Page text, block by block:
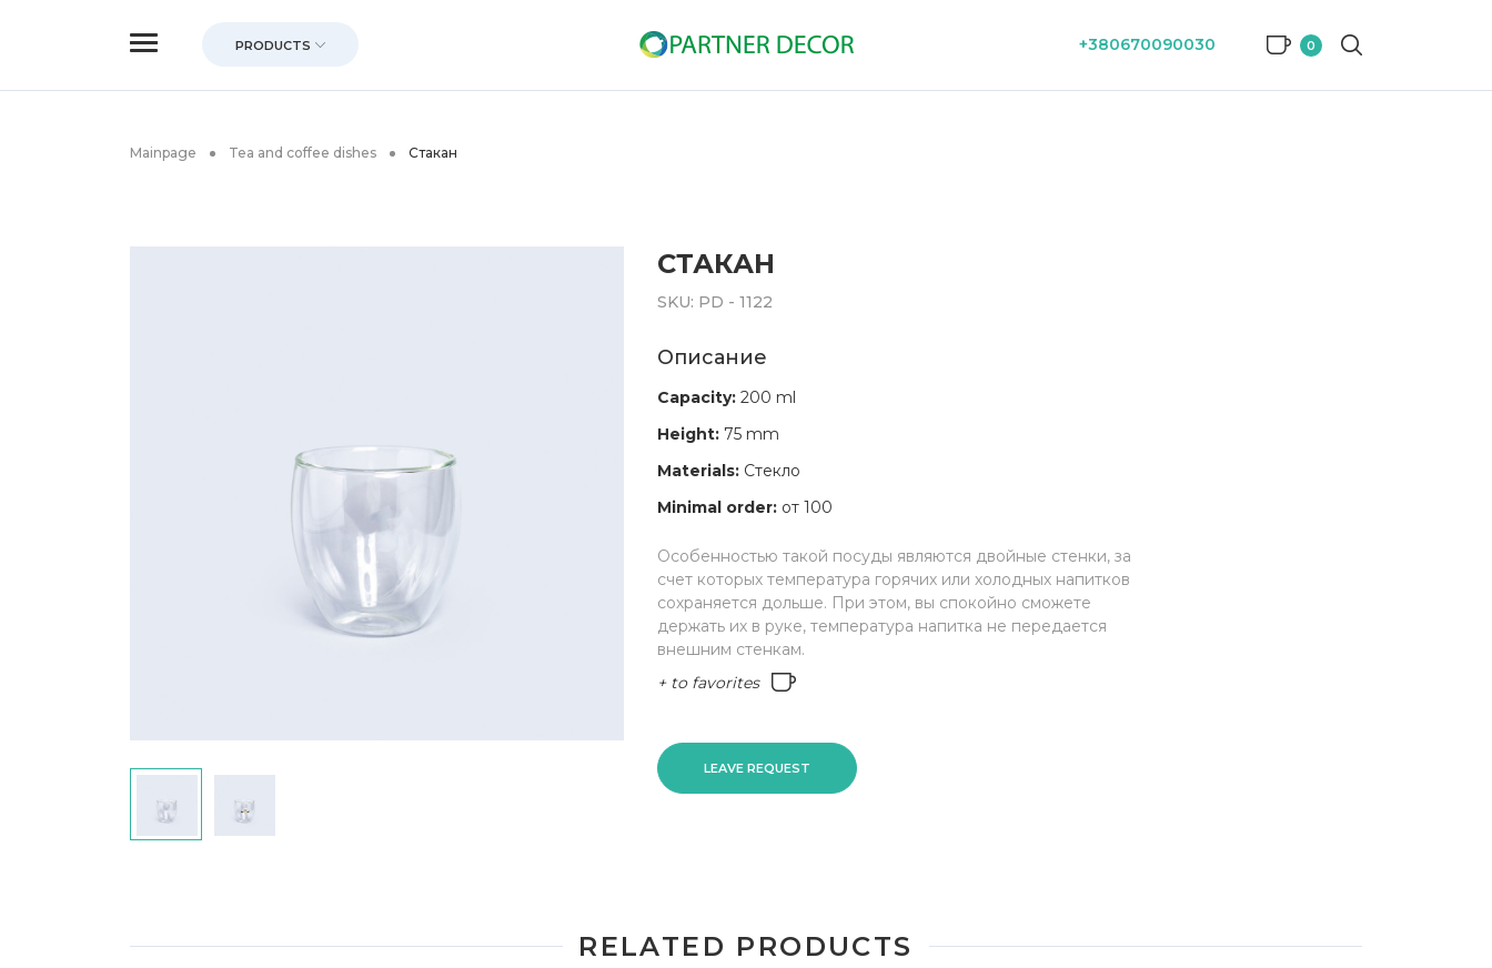
PRODUCTS +380670090030 0
Mainpage Tea and coffee dishes Стакан
СТАКАН
SKU: PD - 1122
Описание
Capacity: 200 ml
Height: 75 mm
Materials: Стекло
Minimal order: от 100
Особенностью такой посуды являются двойные стенки, за
счет которых температура горячих или холодных напитков
сохраняется дольше. При этом, вы спокойно сможете
держать их в руке, температура напитка не передается
внешним стенкам.
+ to favorites
LEAVE REQUEST
RELATED PRODUCTS